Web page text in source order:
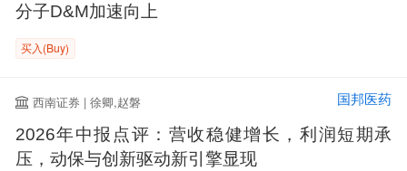
分子D&M加速向上
买入(Buy)
西南证券 | 徐卿,赵磐 国邦医药
2026年中报点评：营收稳健增长，利润短期承
压，动保与创新驱动新引擎显现